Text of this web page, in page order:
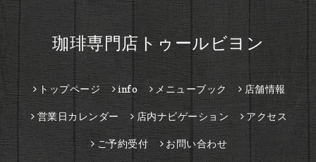
珈琲専門店トゥールビヨン
トップページ info メニューブック 店舗情報
営業日カレンダー 店内ナビゲーション アクセス
ご予約受付 お問い合わせ